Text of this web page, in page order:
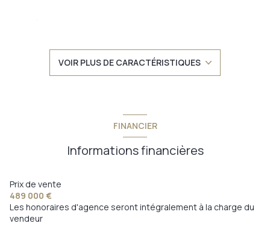
séjour 33,34 m²
cuisine américaine (équipée)
2 parking(s)
VOIR PLUS DE CARACTÉRISTIQUES
FINANCIER
Informations financières
Prix de vente
489 000 €
Les honoraires d'agence seront intégralement à la charge du
vendeur